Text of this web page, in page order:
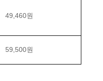
49,460원
59,500원